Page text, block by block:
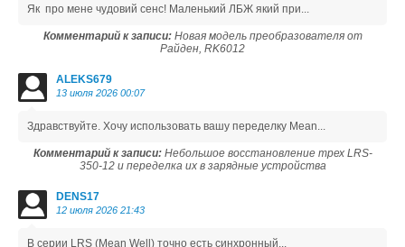
Як про мене чудовий сенс! Маленький ЛБЖ який при...
Комментарий к записи:Новая модель преобразователя от
Райден, RK6012
ALEKS679
13 июля 2026 00:07
Здравствуйте. Хочу использовать вашу переделку Mean...
Комментарий к записи:Небольшое восстановление трех LRS-
350-12 и переделка их в зарядные устройства
DENS17
12 июля 2026 21:43
В серии LRS (Mean Well) точно есть синхронный...